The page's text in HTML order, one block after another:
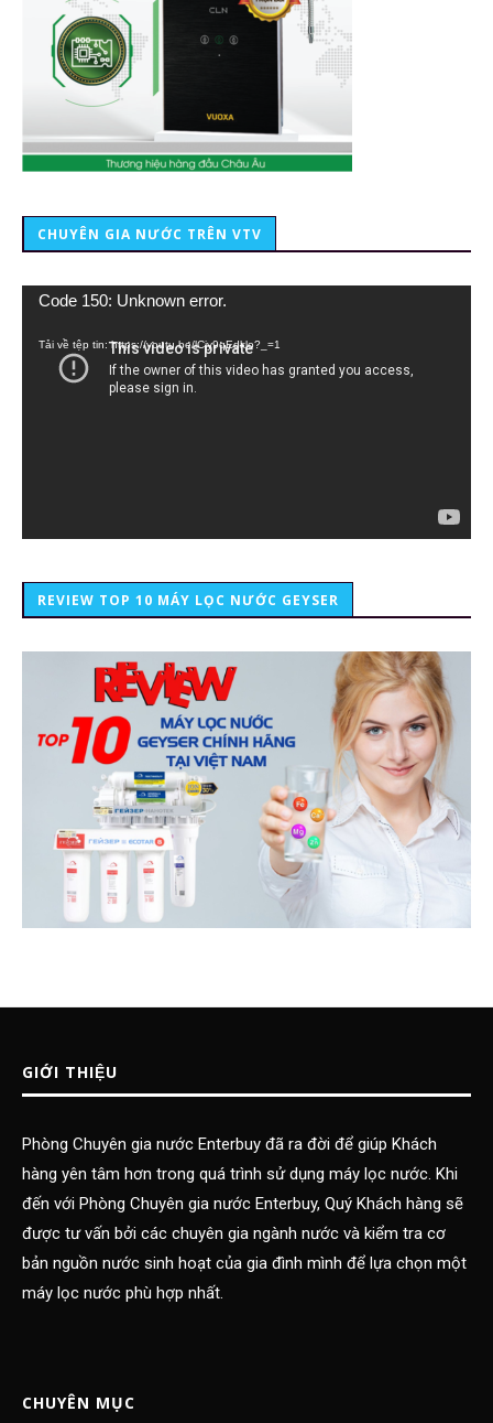
CHUYÊN GIA NƯỚC TRÊN VTV
Trình
Code 150: Unknown error.
Tải về tệp tin: https://youtu.be/lCiy9qEdklo?_=1
REVIEW TOP 10 MÁY LỌC NƯỚC GEYSER
GIỚI THIỆU
Phòng Chuyên gia nước Enterbuy đã ra đời để giúp Khách
hàng yên tâm hơn trong quá trình sử dụng máy lọc nước. Khi
đến với Phòng Chuyên gia nước Enterbuy, Quý Khách hàng sẽ
được tư vấn bởi các chuyên gia ngành nước và kiểm tra cơ
bản nguồn nước sinh hoạt của gia đình mình để lựa chọn một
máy lọc nước phù hợp nhất.
CHUYÊN MỤC